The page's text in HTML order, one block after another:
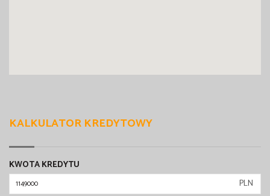
KALKULATOR KREDYTOWY
KWOTA KREDYTU
PLN